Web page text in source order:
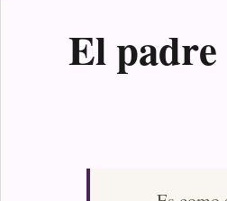
El padre